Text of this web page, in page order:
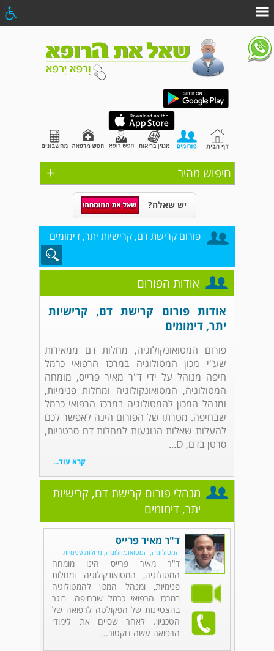
+ חיפוש מהיר
יש שאלה?
פורום קרישת דם, קרישיות יתר, דימומים
אודות הפורום
אודות פורום קרישת דם, קרישיות
יתר, דימומים
פורום המטואונקולוגיה, מחלות דם ממאירות
שע"י מכון המטולוגיה במרכז הרפואי כרמל
חיפה מנוהל על ידי ד"ר מאיר פרייס, מומחה
המטולוגיה, המטואונקולוגיה ומחלות פנימיות,
ומנהל המכון להמטולוגיה במרכז הרפואי כרמל
שבחיפה. מטרתו של הפורום הינה לאפשר לכם
להעלות שאלות הנוגעות למחלות דם סרטניות,
סרטן בדם, D...
קרא עוד...
מנהלי פורום קרישת דם, קרישיות
יתר, דימומים
ד"ר מאיר פרייס
המטולוגיה, המטואונקולוגיה, מחלות פנימיות
ד"ר מאיר פרייס הינו מומחה
המטולוגיה, המטואונקולוגיה ומחלות
פנימיות, ומנהל המכון להמטולוגיה
במרכז הרפואי כרמל שבחיפה. בוגר
בהצטיינות של הפקולטה לרפואה של
הטכניון. לאחר שסיים את לימודי
הרפואה עשה דוקטור...